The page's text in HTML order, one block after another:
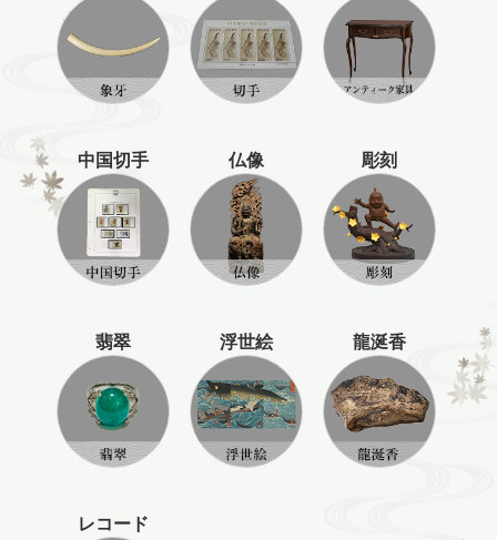
中国切手 仏像 彫刻
翡翠 浮世絵 龍涎香
レコード